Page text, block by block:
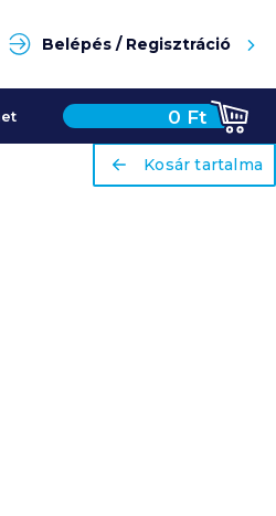
Belépés / Regisztráció
0 Ft
ariaLabel
Kosár tartalma